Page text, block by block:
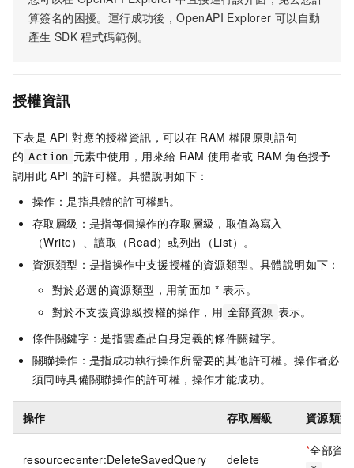
算簽名的困擾。運行成功後，OpenAPI Explorer 可以自動
產生 SDK 程式碼範例。
授權資訊
下表是 API 對應的授權資訊，可以在 RAM 權限原則語句
的 Action 元素中使用，用來給 RAM 使用者或 RAM 角色授予
調用此 API 的許可權。具體說明如下：
操作：是指具體的許可權點。
存取層級：是指每個操作的存取層級，取值為寫入
（Write）、讀取（Read）或列出（List）。
資源類型：是指操作中支援授權的資源類型。具體說明如下：
對於必選的資源類型，用前面加 * 表示。
對於不支援資源級授權的操作，用 全部資源 表示。
條件關鍵字：是指雲產品自身定義的條件關鍵字。
關聯操作：是指成功執行操作所需要的其他許可權。操作者必
須同時具備關聯操作的許可權，操作才能成功。
操作 存取層級 資源類型
resourcecenter:DeleteSavedQuery delete
*全部資